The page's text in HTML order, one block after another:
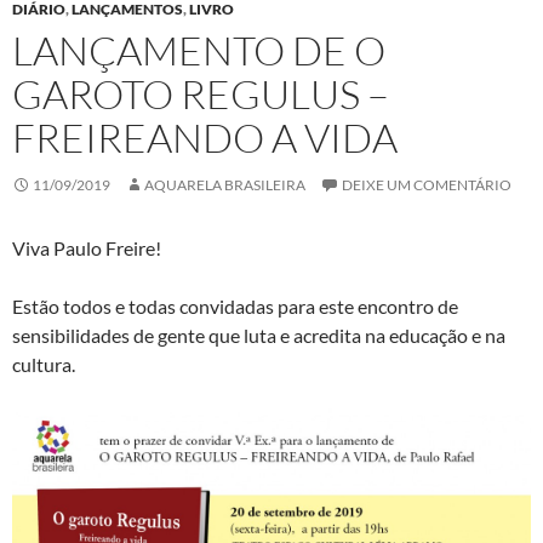
DIÁRIO,LANÇAMENTOS,LIVRO
LANÇAMENTO DE O
GAROTO REGULUS –
FREIREANDO A VIDA
11/09/2019 AQUARELA BRASILEIRA DEIXE UM COMENTÁRIO
Viva Paulo Freire!
Estão todos e todas convidadas para este encontro de
sensibilidades de gente que luta e acredita na educação e na
cultura.